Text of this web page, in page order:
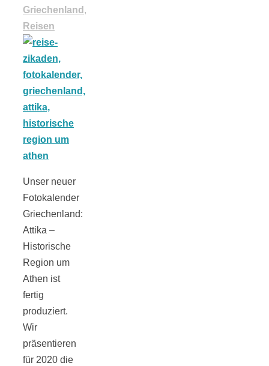
Griechenland ,
Reisen
Unser neuer
Fotokalender
Griechenland:
Attika –
Historische
Region um
Athen ist
fertig
produziert.
Wir
präsentieren
für 2020 die